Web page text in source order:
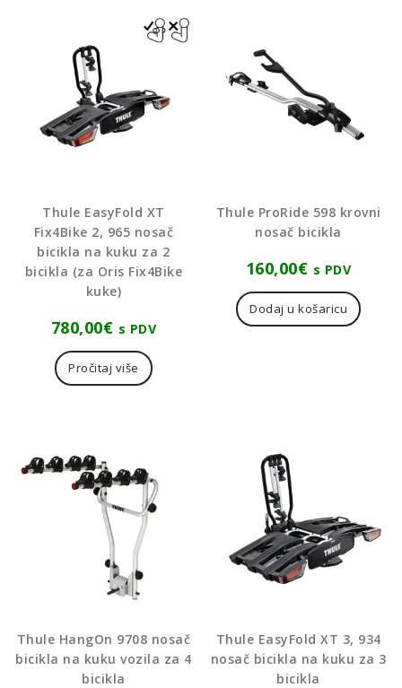
Thule EasyFold XT
Fix4Bike 2, 965 nosač
bicikla na kuku za 2
bicikla (za Oris Fix4Bike
kuke)
780,00€ s PDV
Pročitaj više
Thule ProRide 598 krovni
nosač bicikla
160,00€ s PDV
Dodaj u košaricu
Thule HangOn 9708 nosač
bicikla na kuku vozila za 4
bicikla
Thule EasyFold XT 3, 934
nosač bicikla na kuku za 3
bicikla